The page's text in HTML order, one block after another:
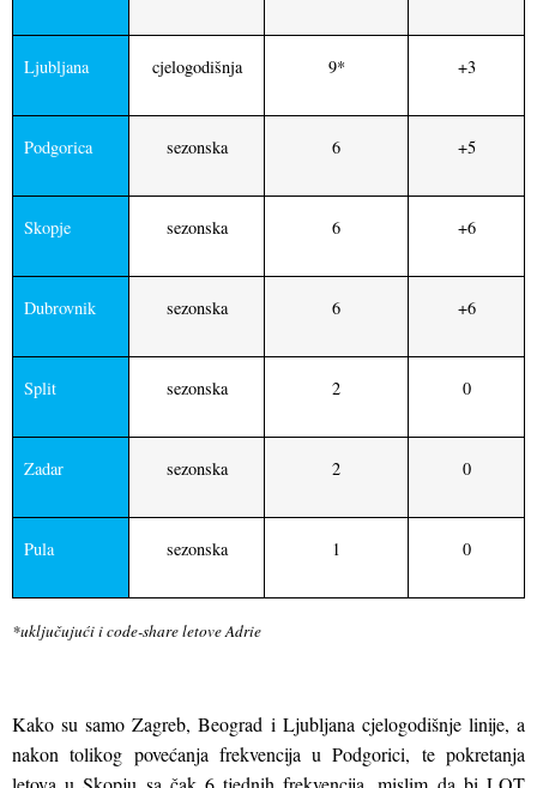
Ljubljana cjelogodišnja 9* +3
Podgorica sezonska 6 +5
Skopje sezonska 6 +6
Dubrovnik sezonska 6 +6
Split sezonska 2 0
Zadar sezonska 2 0
Pula sezonska 1 0
*uključujući i code-share letove Adrie
Kako su samo Zagreb, Beograd i Ljubljana cjelogodišnje linije, a
nakon tolikog povećanja frekvencija u Podgorici, te pokretanja